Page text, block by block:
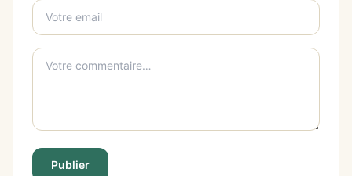
Publier